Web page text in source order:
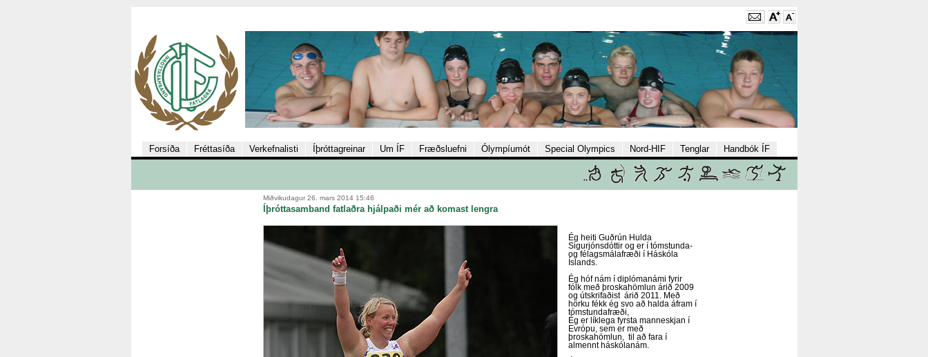
Forsíða Fréttasíða Verkefnalisti Íþróttagreinar Um ÍF Fræðsluefni Ólympíumót Special Olympics Nord-HIF Tenglar Handbók ÍF
Miðvikudagur 26. mars 2014 15:46
Íþróttasamband fatlaðra hjálpaði mér að komast lengra
Ég heiti Guðrún Hulda
Sigurjónsdóttir og er í tómstunda-
og félagsmálafræði í Háskóla
Íslands.
Ég hóf nám í diplómanámi fyrir
fólk með þroskahömlun árið 2009
og útskrifaðist árið 2011. Með
hörku fékk ég svo að halda áfram í
tómstundafræði,
Ég er líklega fyrsta manneskjan í
Evrópu, sem er með
þroskahömlun, til að fara í
almennt háskólanám.